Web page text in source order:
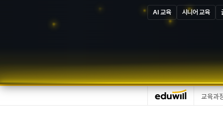
AI 교육 시니어 교육
교육과